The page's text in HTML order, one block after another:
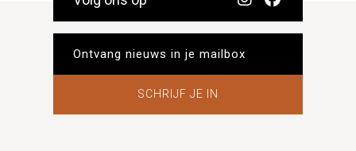
SCHRIJF JE IN